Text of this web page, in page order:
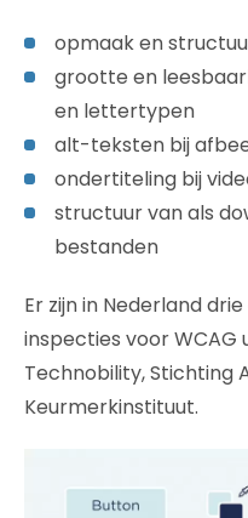
opmaak en
grootte en
en lettertypen
alt-teksten bij
ondertiteling bij
structuur van als
bestanden
Er zijn in Nederland
inspecties voor WCAG
Technobility, Stichting
Keurmerkinstituut.